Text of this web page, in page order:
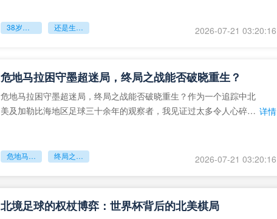
38岁赌上一切：世界杯的绝唱 还是生命的最后冲刺？ 2026-07-21 03:20:16
危地马拉困守墨超迷局，终局之战能否破晓重生？
危地马拉困守墨超迷局，终局之战能否破晓重生？作为一个追踪中北
美及加勒比海地区足球三十余年的观察者，我见证过太多令人心碎的 详情
危地马拉困守墨超迷局 终局之战能否破晓重生？ 2026-07-21 03:20:16
北境足球的权杖博弈：世界杯背后的北美棋局